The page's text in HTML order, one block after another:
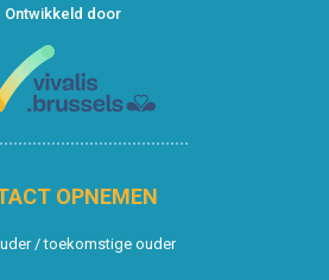
Ontwikkeld door
OPNEMEN
/ toekomstige ouder